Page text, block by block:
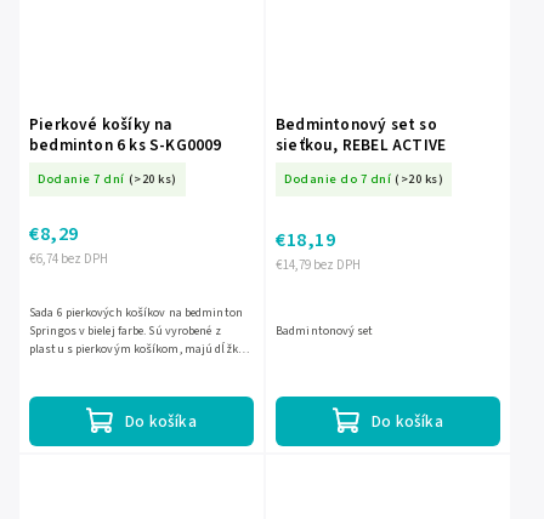
Pierkové košíky na
bedminton 6 ks S-KG0009
Dodanie 7 dní (>20 ks)
€6,74 bez DPH
€8,29
Do košíka
Sada 6 pierkových košíkov na bedminton
Springos v bielej farbe. Sú vyrobené z
plastu s pierkovým košíkom, majú dĺžku
Bedmintonový set so
sieťkou, REBEL ACTIVE
Dodanie do 7 dní (>20 ks)
€14,79 bez DPH
€18,19
Do košíka
Badmintonový set